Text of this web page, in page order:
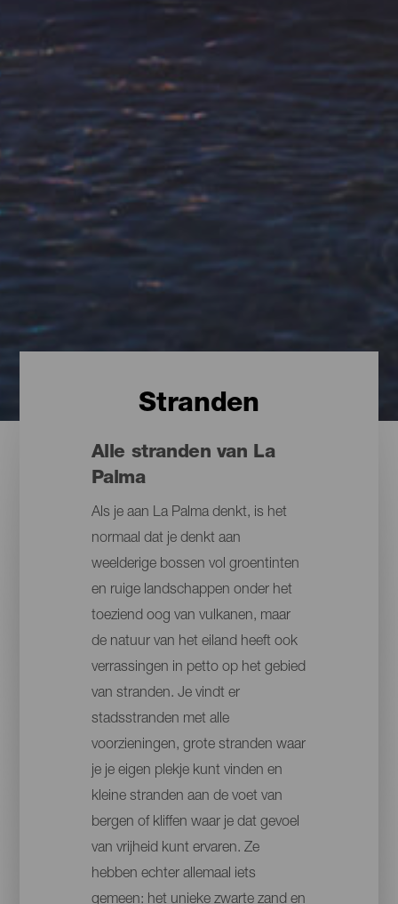
Stranden
Alle stranden van La
Palma
Als je aan La Palma denkt, is het
normaal dat je denkt aan
weelderige bossen vol groentinten
en ruige landschappen onder het
toeziend oog van vulkanen, maar
de natuur van het eiland heeft ook
verrassingen in petto op het gebied
van stranden. Je vindt er
stadsstranden met alle
voorzieningen, grote stranden waar
je je eigen plekje kunt vinden en
kleine stranden aan de voet van
bergen of kliffen waar je dat gevoel
van vrijheid kunt ervaren. Ze
hebben echter allemaal iets
gemeen: het unieke zwarte zand en